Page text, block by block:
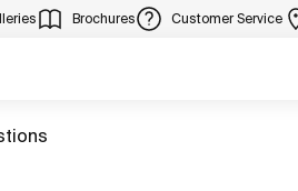
Brochures Customer Service